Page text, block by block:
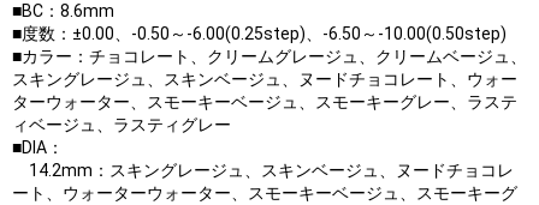
■BC：8.6mm
■度数：±0.00、-0.50～-6.00(0.25step)、-6.50～-10.00(0.50step)
■カラー：チョコレート、クリームグレージュ、クリームベージュ、
スキングレージュ、スキンベージュ、ヌードチョコレート、ウォー
ターウォーター、スモーキーベージュ、スモーキーグレー、ラステ
ィベージュ、ラスティグレー
■DIA：
14.2mm：スキングレージュ、スキンベージュ、ヌードチョコレ
ート、ウォーターウォーター、スモーキーベージュ、スモーキーグ